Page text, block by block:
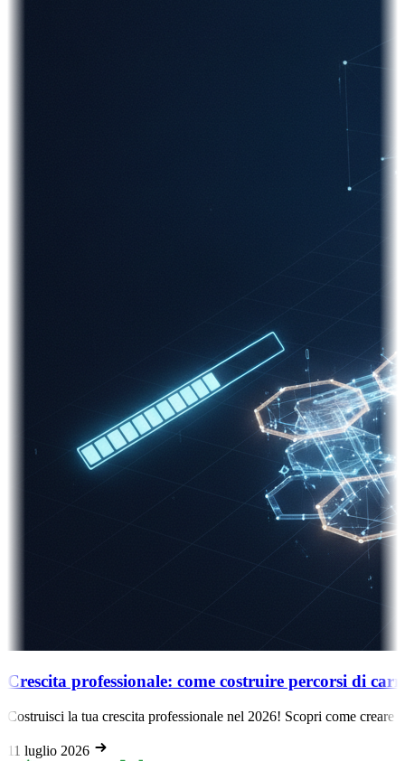
come costruire percorsi di carriera realistici nel 2026
nel 2026! Scopri come creare percorsi di carriera realistici